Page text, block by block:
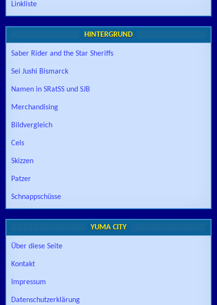
Linkliste
HINTERGRUND
Saber Rider and the Star Sheriffs
Sei Jushi Bismarck
Namen in SRatSS und SJB
Merchandising
Bildvergleich
Cels
Skizzen
Patzer
Schnappschüsse
YUMA CITY
Über diese Seite
Kontakt
Impressum
Datenschutzerklärung